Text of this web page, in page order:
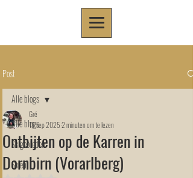
Post
Alle blogs
Skigebieden
Skiën
Alle blogs
Ontbijten op de Karren in
Dornbirn (Vorarlberg)
Gré
19 sep 20252 minuten om te lezen